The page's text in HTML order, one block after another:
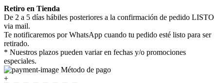
Retiro en Tienda
De 2 a 5 días hábiles posteriores a la confirmación de pedido LISTO
via mail.
Te notificaremos por WhatsApp cuando tu pedido esté listo para ser
retirado.
* Nuestros plazos pueden variar en fechas y/o promociones
especiales.
Método de pago
+